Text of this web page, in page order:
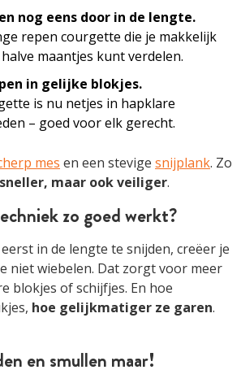
nog eens door in de lengte.
repen courgette die je makkelijk
maantjes kunt verdelen.
in gelijke blokjes.
is nu netjes in hapklare
– goed voor elk gerecht.
mes en een stevige snijplank. Zo
sneller, maar ook veiliger.
zo goed werkt?
in de lengte te snijden, creëer je
niet wiebelen. Dat zorgt voor meer
blokjes of schijfjes. En hoe
hoe gelijkmatiger ze garen.
en smullen maar!